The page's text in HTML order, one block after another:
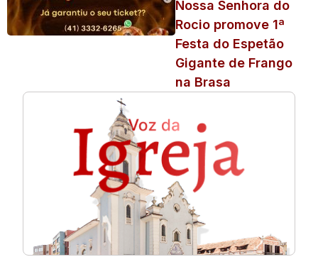
Nossa Senhora do
Rocio promove 1ª
Festa do Espetão
Gigante de Frango
na Brasa